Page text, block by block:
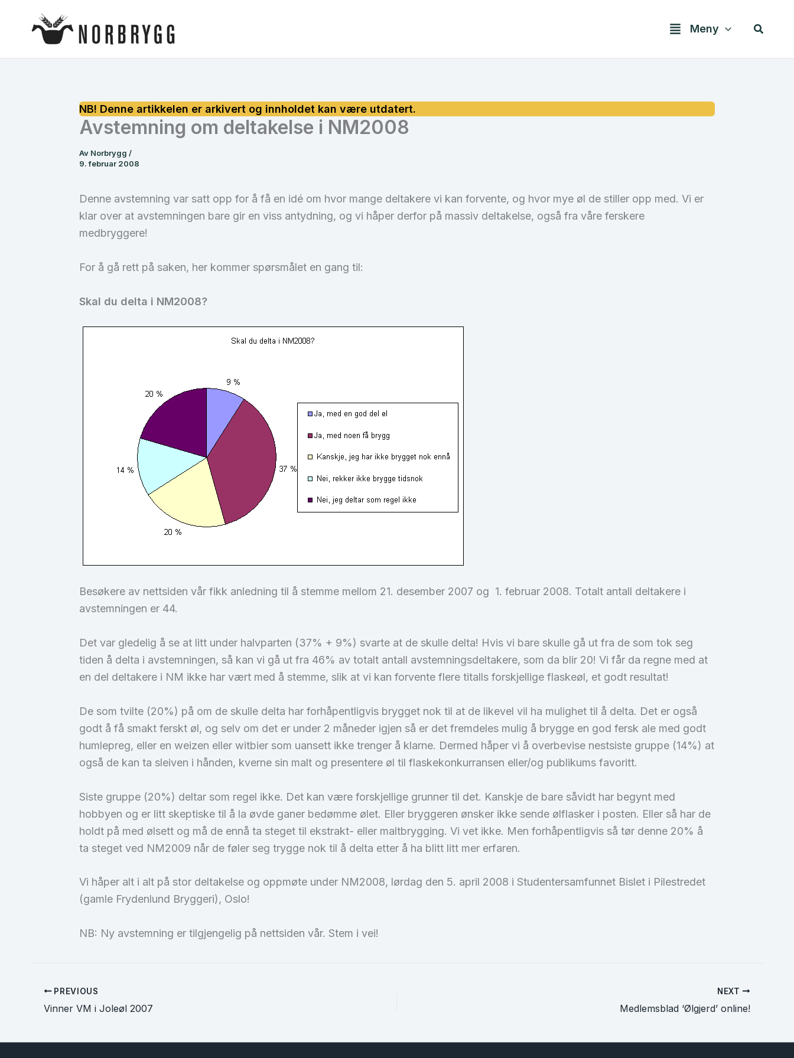
Meny Søk
Avstemning om deltakelse i NM2008
Av Norbrygg /
9. februar 2008
Denne avstemning var satt opp for å få en idé om hvor mange deltakere vi kan forvente, og hvor mye øl de stiller opp med. Vi er
klar over at avstemningen bare gir en viss antydning, og vi håper derfor på massiv deltakelse, også fra våre ferskere
medbryggere!
For å gå rett på saken, her kommer spørsmålet en gang til:
Skal du delta i NM2008?
Besøkere av nettsiden vår fikk anledning til å stemme mellom 21. desember 2007 og 1. februar 2008. Totalt antall deltakere i
avstemningen er 44.
Det var gledelig å se at litt under halvparten (37% + 9%) svarte at de skulle delta! Hvis vi bare skulle gå ut fra de som tok seg
tiden å delta i avstemningen, så kan vi gå ut fra 46% av totalt antall avstemningsdeltakere, som da blir 20! Vi får da regne med at
en del deltakere i NM ikke har vært med å stemme, slik at vi kan forvente flere titalls forskjellige flaskeøl, et godt resultat!
De som tvilte (20%) på om de skulle delta har forhåpentligvis brygget nok til at de likevel vil ha mulighet til å delta. Det er også
godt å få smakt ferskt øl, og selv om det er under 2 måneder igjen så er det fremdeles mulig å brygge en god fersk ale med godt
humlepreg, eller en weizen eller witbier som uansett ikke trenger å klarne. Dermed håper vi å overbevise nestsiste gruppe (14%) at
også de kan ta sleiven i hånden, kverne sin malt og presentere øl til flaskekonkurransen eller/og publikums favoritt.
Siste gruppe (20%) deltar som regel ikke. Det kan være forskjellige grunner til det. Kanskje de bare såvidt har begynt med
hobbyen og er litt skeptiske til å la øvde ganer bedømme ølet. Eller bryggeren ønsker ikke sende ølflasker i posten. Eller så har de
holdt på med ølsett og må de ennå ta steget til ekstrakt- eller maltbrygging. Vi vet ikke. Men forhåpentligvis så tør denne 20% å
ta steget ved NM2009 når de føler seg trygge nok til å delta etter å ha blitt litt mer erfaren.
Vi håper alt i alt på stor deltakelse og oppmøte under NM2008, lørdag den 5. april 2008 i Studentersamfunnet Bislet i Pilestredet
(gamle Frydenlund Bryggeri), Oslo!
NB: Ny avstemning er tilgjengelig på nettsiden vår. Stem i vei!
PREVIOUS
Vinner VM i Joleøl 2007
NEXT
Medlemsblad ‘Ølgjerd’ online!